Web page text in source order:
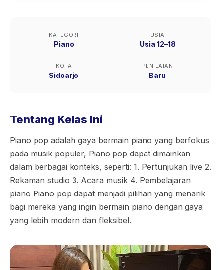
KATEGORI
Piano
USIA
Usia 12–18
KOTA
Sidoarjo
PENILAIAN
Baru
Tentang Kelas Ini
Piano pop adalah gaya bermain piano yang berfokus
pada musik populer, Piano pop dapat dimainkan
dalam berbagai konteks, seperti: 1. Pertunjukan live 2.
Rekaman studio 3. Acara musik 4. Pembelajaran
piano Piano pop dapat menjadi pilihan yang menarik
bagi mereka yang ingin bermain piano dengan gaya
yang lebih modern dan fleksibel.